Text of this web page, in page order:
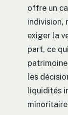
offre un
indivision,
exiger la
part, ce
les
liquidités